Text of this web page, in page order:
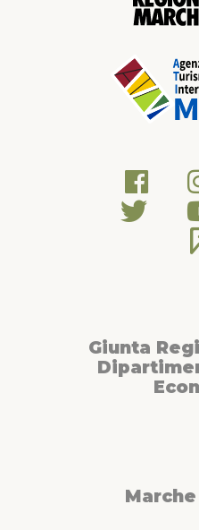
Giunta